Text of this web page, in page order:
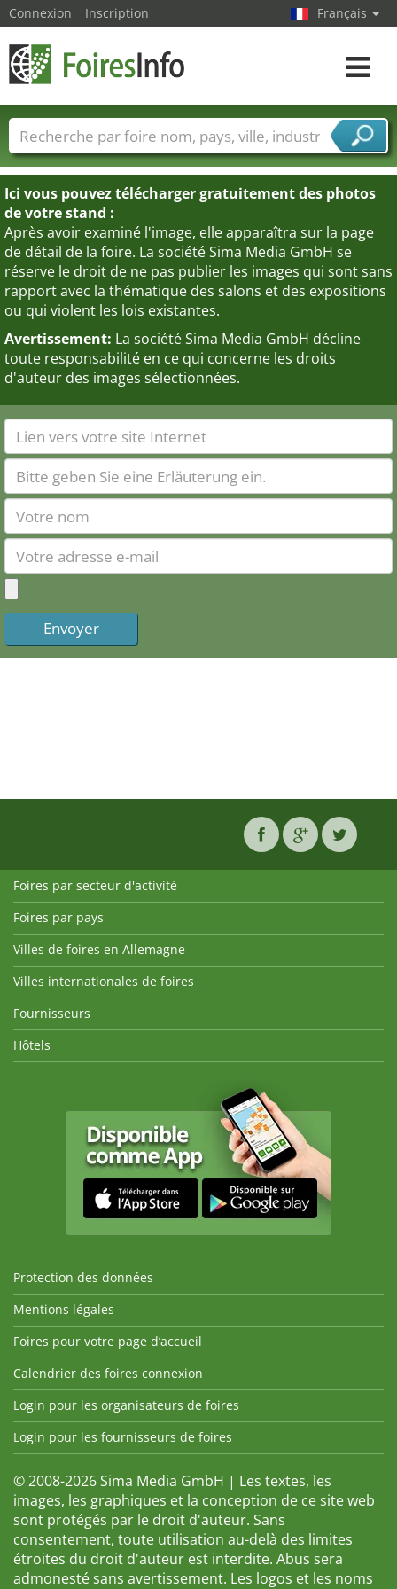
Ici vous pouvez télécharger gratuitement des photos
de votre stand :
Après avoir examiné l'image, elle apparaîtra sur la page
de détail de la foire. La société Sima Media GmbH se
réserve le droit de ne pas publier les images qui sont sans
rapport avec la thématique des salons et des expositions
ou qui violent les lois existantes.
Avertissement: La société Sima Media GmbH décline
toute responsabilité en ce qui concerne les droits
d'auteur des images sélectionnées.
Connexion Inscription Français
Toggle
Foire noms Pays Villes
Secteurs de foire
Secteurs du fournisseur de services
Foires par secteur d'activité
Foires par pays
Villes de foires en Allemagne
Villes internationales de foires
Fournisseurs
Hôtels
Protection des données
Mentions légales
Foires pour votre page d’accueil
Calendrier des foires connexion
Login pour les organisateurs de foires
Login pour les fournisseurs de foires
© 2008-2026 Sima Media GmbH | Les textes, les
images, les graphiques et la conception de ce site web
sont protégés par le droit d'auteur. Sans
consentement, toute utilisation au-delà des limites
étroites du droit d'auteur est interdite. Abus sera
admonesté sans avertissement. Les logos et les noms